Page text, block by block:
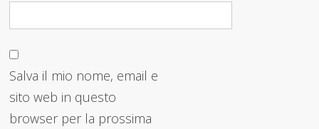
Salva il mio nome, email e
sito web in questo
browser per la prossima